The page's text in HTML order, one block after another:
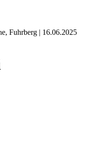
Fuhrberg | 16.06.2025